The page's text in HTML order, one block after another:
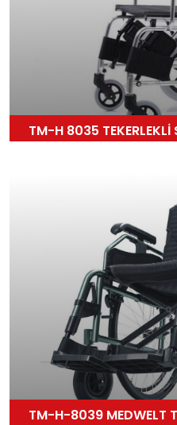
TM-H 8035 TEKERLEKLİ
TM-H-8039 MEDWELT